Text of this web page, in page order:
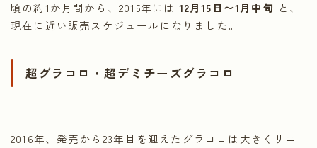
頃の約1か月間から、2015年には 12月15日〜1月中旬 と、
現在に近い販売スケジュールになりました。
超グラコロ・超デミチーズグラコロ
2016年、発売から23年目を迎えたグラコロは大きくリニ